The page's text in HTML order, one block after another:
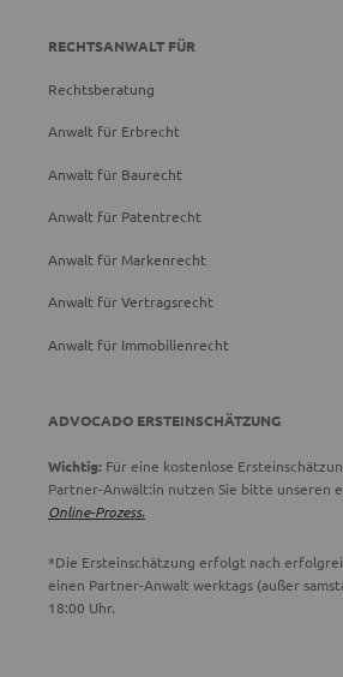
RECHTSANWALT FÜR
Rechtsberatung
Anwalt für Erbrecht
Anwalt für Baurecht
Anwalt für Patentrecht
Anwalt für Markenrecht
Anwalt für Vertragsrecht
Anwalt für Immobilienrecht
ADVOCADO ERSTEINSCHÄTZUNG
Wichtig: Für eine kostenlose
Partner-Anwält:in nutzen Sie bitte unseren
Online-Prozess.
*Die Ersteinschätzung erfolgt nach
einen Partner-Anwalt werktags (außer
18:00 Uhr.